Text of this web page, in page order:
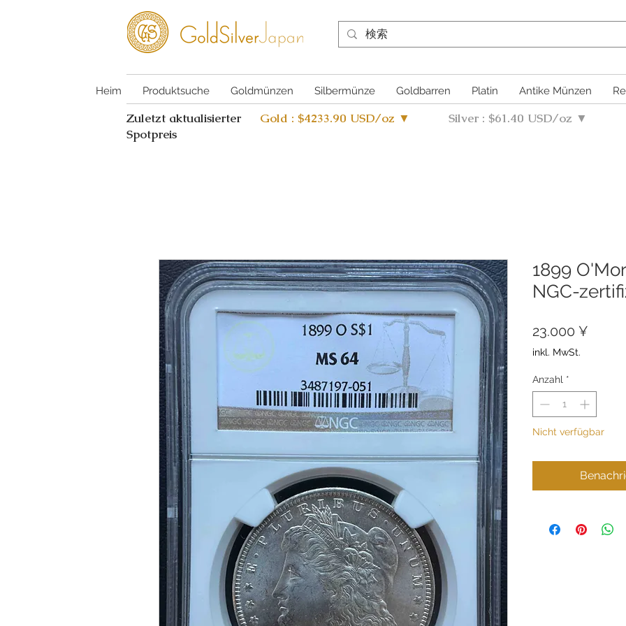
Heim Produktsuche Goldmünzen Silbermünze Goldbarren Platin Antike Münzen
Zuletzt aktualisierter
Spotpreis
Gold : $4233.90 USD/oz ▼ Silver : $61.40 USD/oz ▼
1899
NGC-
23.000 ¥
inkl. MwSt.
Anzahl *
Nicht verfügbar